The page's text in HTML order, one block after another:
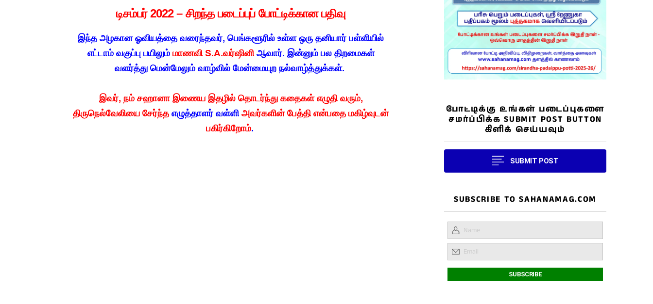
டிசம்பர் 2022 – சிறந்த படைப்புப் போட்டிக்கான பதிவு
இந்த அழகான ஓவியத்தை வரைந்தவர், பெங்களூரில் உள்ள ஒரு தனியார் பள்ளியில்
எட்டாம் வகுப்பு பயிலும் மாணவி S.A.வர்ஷினிஆவார். இன்னும் பல திறமைகள்
வளர்த்து மென்மேலும் வாழ்வில் மேன்மையுற நல்வாழ்த்துக்கள்.
இவர், நம் சஹானா இணைய இதழில் தொடர்ந்து கதைகள் எழுதி வரும்,
திருநெல்வேலியை சேர்ந்த எழுத்தாளர் வள்ளி அவர்களின் பேத்தி என்பதை மகிழ்வுடன்
பகிர்கிறோம்.
போட்டிக்கு உங்கள் படைப்புகளை
சமர்ப்பிக்க SUBMIT POST BUTTON
கிளிக் செய்யவும்
SUBMIT POST
SUBSCRIBE TO SAHANAMAG.COM